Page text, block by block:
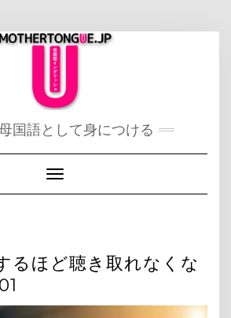
国語として身につける
Toggle Navigation
るほど聴き取れなくな